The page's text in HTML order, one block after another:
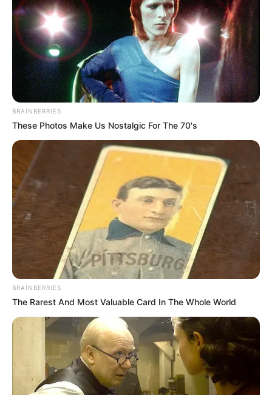
BRAINBERRIES
These Photos Make Us Nostalgic For The 70's
BRAINBERRIES
The Rarest And Most Valuable Card In The Whole World